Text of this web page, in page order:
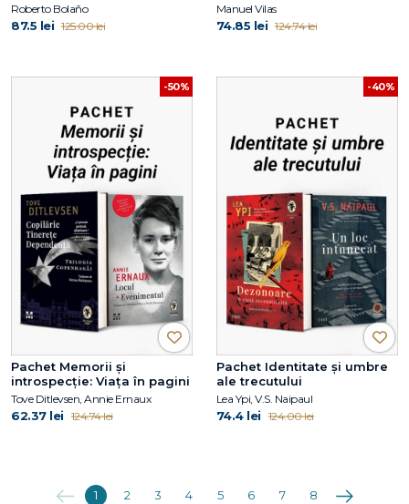
Roberto Bolaño
87.5 lei 125.00 lei
Manuel Vilas
74.85 lei 124.74 lei
-50%
Pachet Memorii și
introspecție: Viața în pagini
Tove Ditlevsen, Annie Ernaux
62.37 lei 124.74 lei
-40%
Pachet Identitate și umbre
ale trecutului
Lea Ypi, V.S. Naipaul
74.4 lei 124.00 lei
Anterioara
1 2 3 4 5 6 7 8 Următoarea